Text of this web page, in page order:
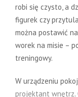
robi się czysto, a
figurek czy
można postawić
worek na misie –
treningowy.
W urządzeniu
projektant wnętrz